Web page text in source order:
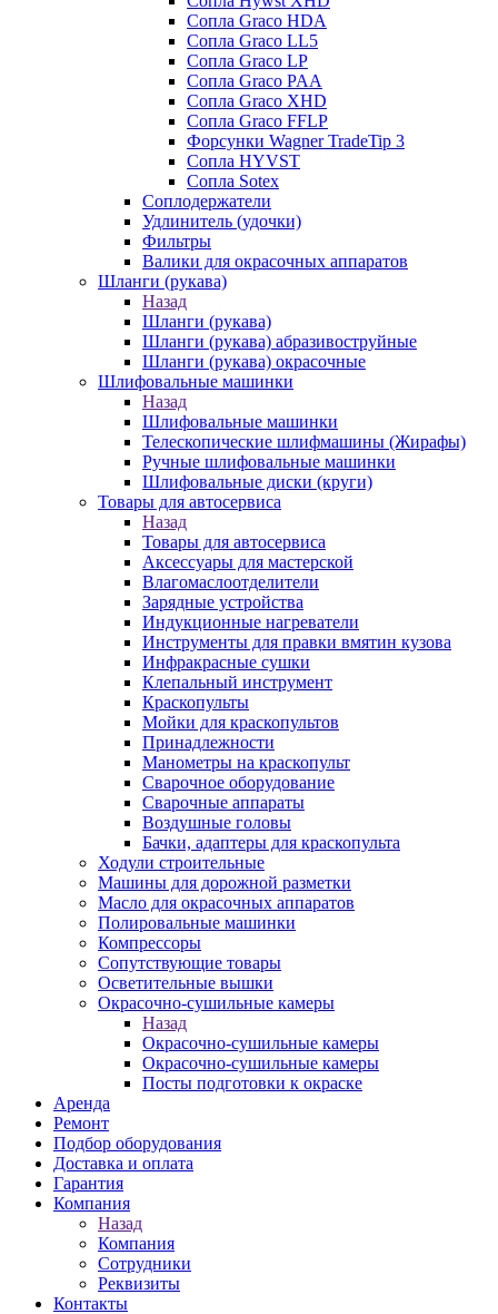
Сопла Graco HDA
Сопла Graco LL5
Сопла Graco LP
Сопла Graco PAA
Сопла Graco XHD
Сопла Graco FFLP
Форсунки Wagner TradeTip 3
Сопла HYVST
Сопла Sotex
Соплодержатели
Удлинитель (удочки)
Фильтры
Валики для окрасочных аппаратов
Шланги (рукава)
Назад
Шланги (рукава)
Шланги (рукава) абразивоструйные
Шланги (рукава) окрасочные
Шлифовальные машинки
Назад
Шлифовальные машинки
Телескопические шлифмашины (Жирафы)
Ручные шлифовальные машинки
Шлифовальные диски (круги)
Товары для автосервиса
Назад
Товары для автосервиса
Аксессуары для мастерской
Влагомаслоотделители
Зарядные устройства
Индукционные нагреватели
Инструменты для правки вмятин кузова
Инфракрасные сушки
Клепальный инструмент
Краскопульты
Мойки для краскопультов
Принадлежности
Манометры на краскопульт
Сварочное оборудование
Сварочные аппараты
Воздушные головы
Бачки, адаптеры для краскопульта
Ходули строительные
Машины для дорожной разметки
Масло для окрасочных аппаратов
Полировальные машинки
Компрессоры
Сопутствующие товары
Осветительные вышки
Окрасочно-сушильные камеры
Назад
Окрасочно-сушильные камеры
Окрасочно-сушильные камеры
Посты подготовки к окраске
Аренда
Ремонт
Подбор оборудования
Доставка и оплата
Гарантия
Компания
Назад
Компания
Сотрудники
Реквизиты
Контакты